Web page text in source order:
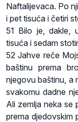
Naftalijevaca. Po
i pet tisuća i četiri
51 Bilo je, dakle,
tisuća i sedam
52 Jahve reče
baštinu prema
njegovu baštinu, a
svakomu dadne
Ali zemlja neka se
prema djedovskim